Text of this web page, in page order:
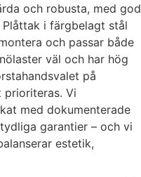
och robusta, med god
i färgbelagt stål
och passar både
väl och har hög
på
prioriteras. Vi
med dokumenterade
garantier – och vi
estetik,